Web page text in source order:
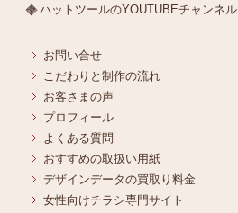
ハットツールのYOUTUBEチャンネル
お問い合せ
こだわりと制作の流れ
お客さまの声
プロフィール
よくある質問
おすすめの取扱い用紙
デザインデータの買取り料金
女性向けチラシ専門サイト